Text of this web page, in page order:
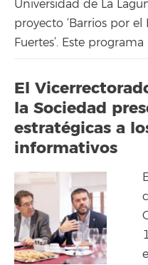
Universidad de La
proyecto ‘Barrios por
Fuertes’. Este
El
la Sociedad
estratégicas a
informativos